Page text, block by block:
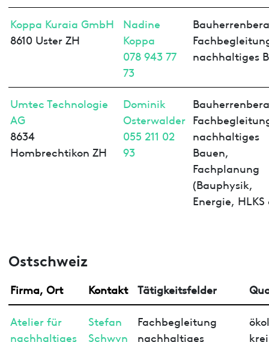
Koppa Kuraia GmbH
8610 Uster ZH
Nadine
Koppa
078 943 77
73
nachhaltiges
Umtec Technologie
AG
8634
Hombrechtikon ZH
Dominik
Osterwalder
055 211 02
93
nachhaltiges
Bauen,
Fachplanung
(Bauphysik,
Energie, HLKS
Ostschweiz
Firma, Ort Kontakt Tätigkeitsfelder
Atelier für
nachhaltiges
Stefan
Schwyn
Fachbegleitung
nachhaltiges